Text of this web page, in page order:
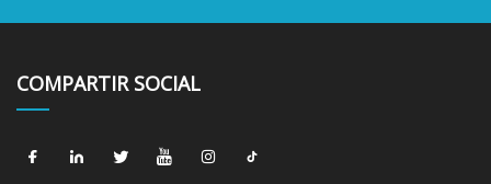
COMPARTIR SOCIAL